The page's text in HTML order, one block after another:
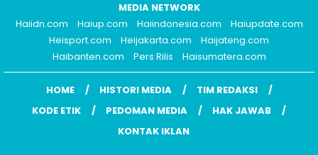
MEDIA NETWORK
Haiidn.com
Haiup.com Haiindonesia.com
Haiupdate.com
Heisport.com
Heijakarta.com
Haijateng.com
Haibanten.com
Pers Rilis Haisumatera.com
HOME HISTORI MEDIA
TIM REDAKSI
KODE ETIK
PEDOMAN MEDIA
HAK JAWAB
KONTAK IKLAN